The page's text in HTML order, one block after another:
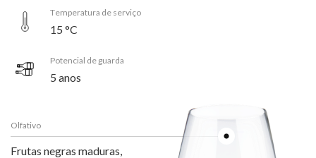
Temperatura de serviço
15 °C
Potencial de guarda
5 anos
Olfativo
Frutas negras maduras,